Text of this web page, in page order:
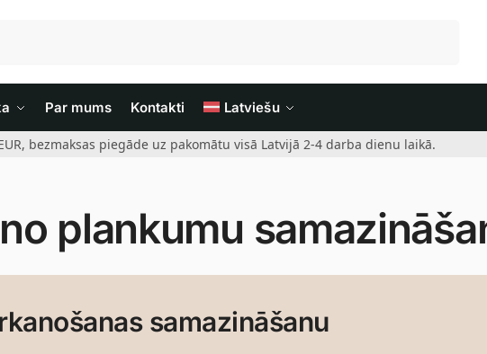
Par mums Kontakti Latviešu
bezmaksas piegāde uz pakomātu visā Latvijā 2-4 darba dienu laikā.
plankumu
samazināšanu